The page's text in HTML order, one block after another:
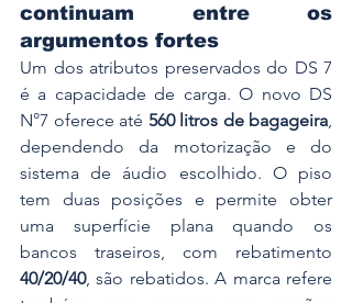
continuam entre os
argumentos fortes
Um dos atributos preservados do DS 7
é a capacidade de carga. O novo DS
N°7 oferece até 560 litros de bagageira,
dependendo da motorização e do
sistema de áudio escolhido. O piso
tem duas posições e permite obter
uma superfície plana quando os
40/20/40, são rebatidos. A marca refere